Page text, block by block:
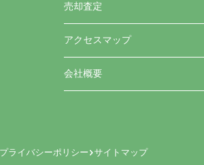
売却査定
アクセスマップ
会社概要
プライバシーポリシー サイトマップ